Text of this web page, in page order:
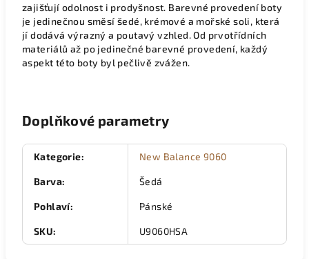
zajišťují odolnost i prodyšnost. Barevné provedení boty
je jedinečnou směsí šedé, krémové a mořské soli, která
jí dodává výrazný a poutavý vzhled. Od prvotřídních
materiálů až po jedinečné barevné provedení, každý
aspekt této boty byl pečlivě zvážen.
Doplňkové parametry
Kategorie: New Balance 9060
Barva: Šedá
Pohlaví: Pánské
SKU: U9060HSA